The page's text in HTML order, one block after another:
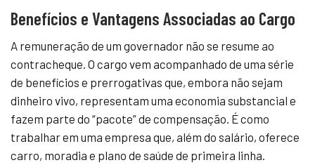
Benefícios e Vantagens Associadas ao Cargo
A remuneração de um governador não se resume ao
contracheque. O cargo vem acompanhado de uma série
de benefícios e prerrogativas que, embora não sejam
dinheiro vivo, representam uma economia substancial e
fazem parte do “pacote” de compensação. É como
trabalhar em uma empresa que, além do salário, oferece
carro, moradia e plano de saúde de primeira linha.